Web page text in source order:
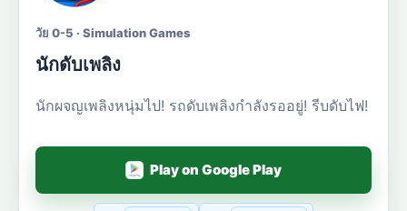
วัย 0-5 · Simulation Games
นักดับเพลิง
นักผจญเพลิงหนุ่มไป! รถดับเพลิงกำลังรออยู่! รีบดับไฟ!
Play on Google Play